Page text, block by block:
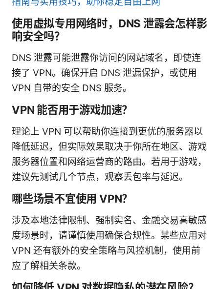
使用虚拟专用网络时，DNS 泄露会怎样影
响安全吗？
DNS 泄露可能泄露你访问的网站域名，即使连
接了 VPN。确保开启 DNS 泄漏保护，或使用
VPN 自带的安全 DNS 服务。
VPN 能否用于游戏加速？
理论上 VPN 可以帮助你连接到更优的服务器以
降低延迟，但实际效果取决于你所在地区、游戏
服务器位置和网络运营商的路由。若用于游戏，
建议先测试几个节点，观察丢包率与延迟。
哪些场景不宜使用 VPN？
涉及本地法律限制、强制实名、金融交易高敏感
度场景时，请谨慎使用确保合规性。某些应用对
VPN 还有额外的安全策略与风控机制，使用前
应了解相关条款。